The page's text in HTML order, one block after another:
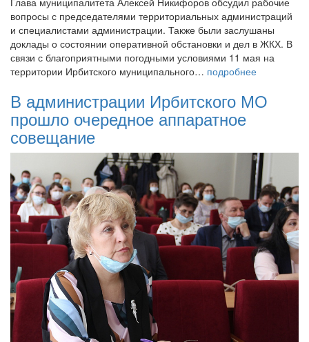
вопросы с председателями территориальных администраций
и специалистами администрации. Также были заслушаны
доклады о состоянии оперативной обстановки и дел в ЖКХ. В
связи с благоприятными погодными условиями 11 мая на
территории Ирбитского муниципального… подробнее
В администрации Ирбитского МО
прошло очередное аппаратное
совещание